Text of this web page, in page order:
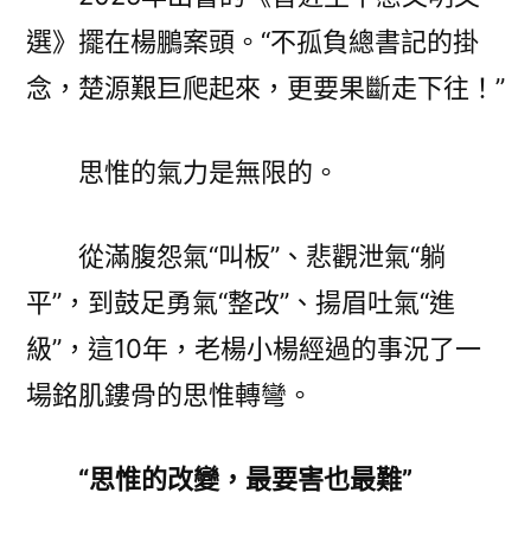
選》擺在楊鵬案頭。“不孤負總書記的掛
念，楚源艱巨爬起來，更要果斷走下往！”
思惟的氣力是無限的。
從滿腹怨氣“叫板”、悲觀泄氣“躺
平”，到鼓足勇氣“整改”、揚眉吐氣“進
級”，這10年，老楊小楊經過的事況了一
場銘肌鏤骨的思惟轉彎。
“思惟的改變，最要害也最難”